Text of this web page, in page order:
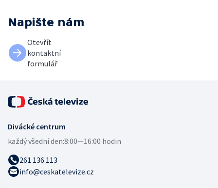
Napište nám
Otevřít
kontaktní
formulář
Divácké centrum
každý všední den:8:00—16:00 hodin
261 136 113
info@ceskatelevize.cz